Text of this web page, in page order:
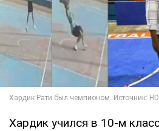
Хардик учился в 10-м